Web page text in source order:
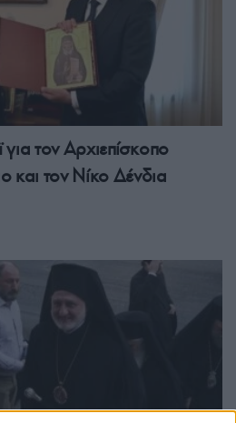
για τον Αρχιεπίσκοπο
τον Νίκο Δένδια